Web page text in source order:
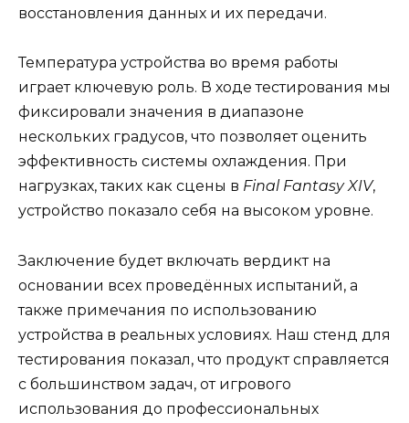
восстановления данных и их передачи.
Температура устройства во время работы
играет ключевую роль. В ходе тестирования мы
фиксировали значения в диапазоне
нескольких градусов, что позволяет оценить
эффективность системы охлаждения. При
нагрузках, таких как сцены в Final Fantasy XIV,
устройство показало себя на высоком уровне.
Заключение будет включать вердикт на
основании всех проведённых испытаний, а
также примечания по использованию
устройства в реальных условиях. Наш стенд для
тестирования показал, что продукт справляется
с большинством задач, от игрового
использования до профессиональных